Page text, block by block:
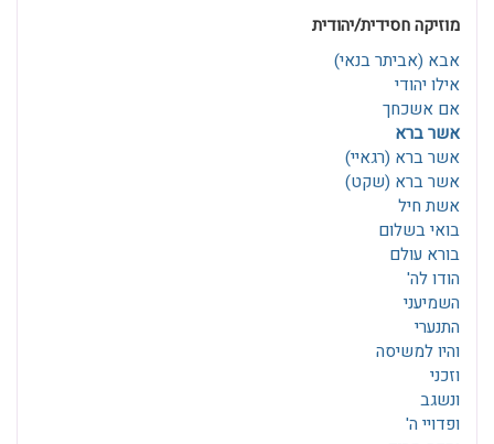
מוזיקה חסידית/יהודית
אבא (אביתר בנאי)
אילו יהודי
אם אשכחך
אשר ברא
אשר ברא (רגאיי)
אשר ברא (שקט)
אשת חיל
בואי בשלום
בורא עולם
הודו לה'
השמיעני
התנערי
והיו למשיסה
וזכני
ונשגב
ופדויי ה'